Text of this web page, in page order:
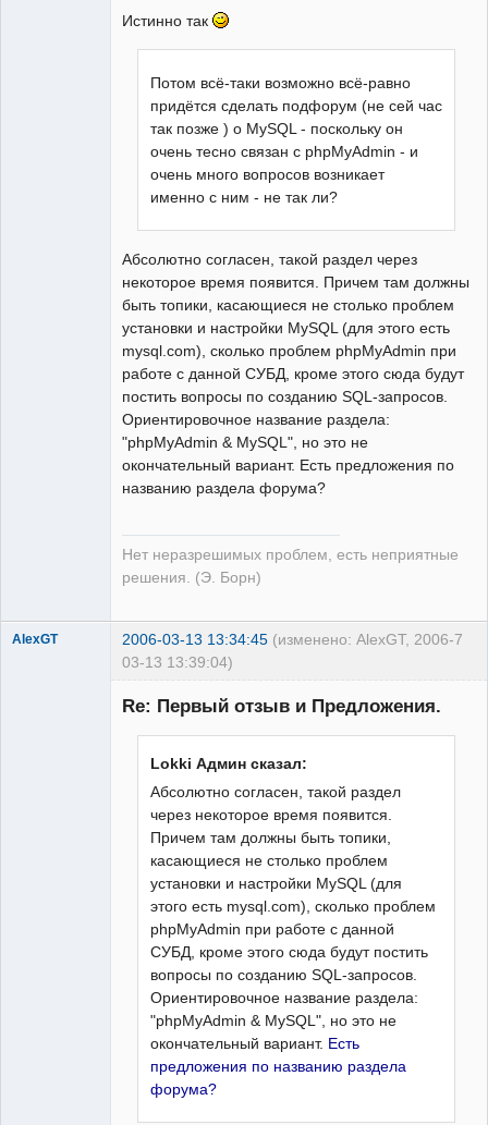
Истинно так
Потом всё-таки возможно всё-равно
придётся сделать подфорум (не сей час
так позже ) о MySQL - поскольку он
очень тесно связан с phpMyAdmin - и
очень много вопросов возникает
именно с ним - не так ли?
Абсолютно согласен, такой раздел через
некоторое время появится. Причем там должны
быть топики, касающиеся не столько проблем
установки и настройки MySQL (для этого есть
mysql.com), сколько проблем phpMyAdmin при
работе с данной СУБД, кроме этого сюда будут
постить вопросы по созданию SQL-запросов.
Ориентировочное название раздела:
"phpMyAdmin & MySQL", но это не
окончательный вариант. Есть предложения по
названию раздела форума?
Нет неразрешимых проблем, есть неприятные
решения. (Э. Борн)
7
AlexGT 2006-03-13 13:34:45 (изменено: AlexGT, 2006-
03-13 13:39:04)
Re: Первый отзыв и Предложения.
Lokki Админ сказал:
Абсолютно согласен, такой раздел
через некоторое время появится.
Причем там должны быть топики,
касающиеся не столько проблем
установки и настройки MySQL (для
этого есть mysql.com), сколько проблем
phpMyAdmin при работе с данной
СУБД, кроме этого сюда будут постить
вопросы по созданию SQL-запросов.
Ориентировочное название раздела:
"phpMyAdmin & MySQL", но это не
окончательный вариант. Есть
предложения по названию раздела
форума?